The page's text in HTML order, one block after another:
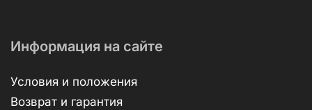
Информация на сайте
Условия и положения
Возврат и гарантия